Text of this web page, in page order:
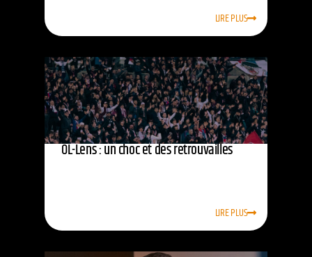
LIRE PLUS
OL-Lens : un choc et des retrouvailles
LIRE PLUS